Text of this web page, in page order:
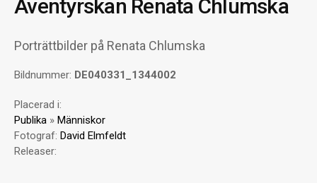
Äventyrskan Renata Chlumska
Porträttbilder på Renata Chlumska
Bildnummer: DE040331_1344002
Placerad i:
Publika » Människor
Fotograf: David Elmfeldt
Releaser: